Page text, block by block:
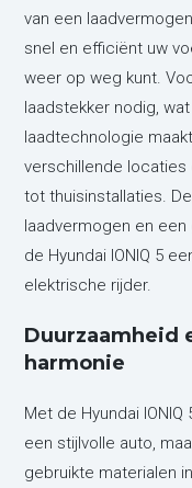
van een
snel en efficiënt uw
weer op weg kunt.
laadstekker nodig,
laadtechnologie
verschillende locaties
tot thuisinstallaties.
laadvermogen en
de Hyundai IONIQ 5
elektrische rijder.
Duurzaamheid
harmonie
Met de Hyundai
een stijlvolle auto,
gebruikte materialen